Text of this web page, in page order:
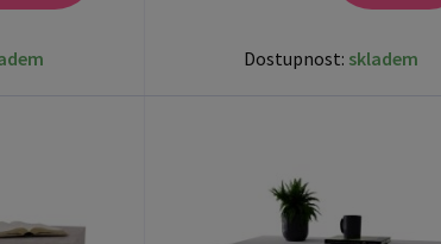
Dostupnost: skladem